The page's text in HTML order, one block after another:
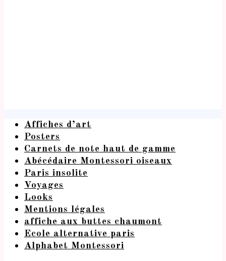
Affiches d’art
Posters
Carnets de note haut de gamme
Abécédaire Montessori oiseaux
Paris insolite
Voyages
Looks
Mentions légales
affiche aux buttes chaumont
Ecole alternative paris
Alphabet Montessori